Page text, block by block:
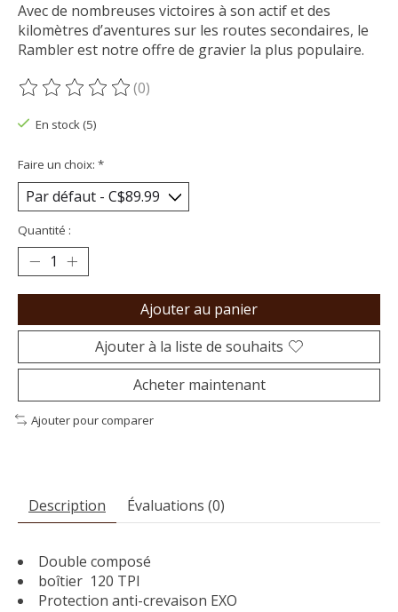
Avec de nombreuses victoires à son actif et des
kilomètres d’aventures sur les routes secondaires, le
Rambler est notre offre de gravier la plus populaire.
Ce produit est évalué à
(0)
En stock (5)
Faire un choix: *
Quantité :
Ajouter au panier
Ajouter à la liste de souhaits
Acheter maintenant
Ajouter pour comparer
Description Évaluations (0)
Double composé
boîtier 120 TPI
Protection anti-crevaison EXO